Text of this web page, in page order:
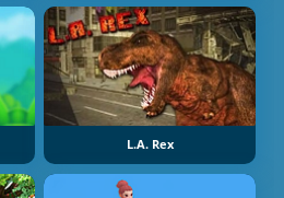
L.A. Rex